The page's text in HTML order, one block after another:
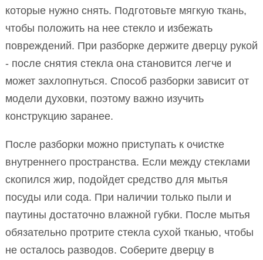
которые нужно снять. Подготовьте мягкую ткань,
чтобы положить на нее стекло и избежать
повреждений. При разборке держите дверцу рукой
- после снятия стекла она становится легче и
может захлопнуться. Способ разборки зависит от
модели духовки, поэтому важно изучить
конструкцию заранее.
После разборки можно приступать к очистке
внутреннего пространства. Если между стеклами
скопился жир, подойдет средство для мытья
посуды или сода. При наличии только пыли и
паутины достаточно влажной губки. После мытья
обязательно протрите стекла сухой тканью, чтобы
не осталось разводов. Соберите дверцу в